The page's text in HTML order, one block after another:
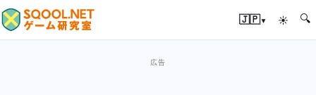
🇯🇵▾ ☀ 🔍